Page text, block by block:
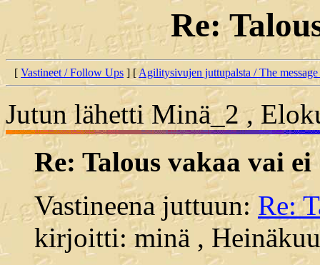
Re:
[ Vastineet / Follow Ups ] [Agilitysivujen juttupalsta / The
Jutun lähetti Minä_2 ,
Re: Talous vakaa vai ei
Vastineena juttuun:Re:
kirjoitti: minä ,